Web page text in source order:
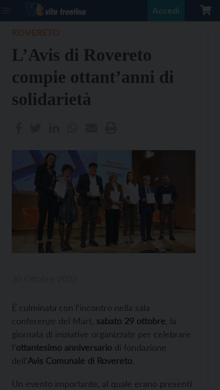
Accedi
L’Avis di Rovereto
compie ottant’anni di
solidarietà
È culminata con l’incontro nella sala
conferenze del Mart, sabato 29 ottobre , la
giornata di iniziative organizzate per celebrare
l’ottantesimo anniversario di fondazione
dell’Avis Comunale di Rovereto.
Un evento importante, al quale erano presenti